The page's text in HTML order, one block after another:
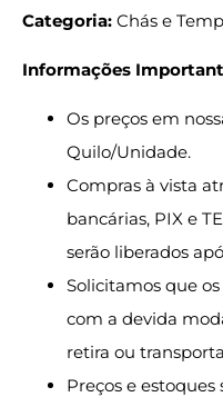
Categoria: Chás e
Informações
Os preços em
Quilo/Unidade.
Compras à vista
bancárias, PIX e
serão liberados
Solicitamos que
com a devida
retira ou
Preços e